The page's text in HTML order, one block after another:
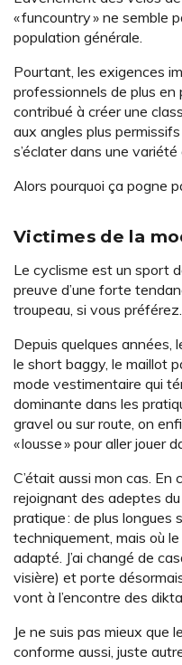
« funcountry » ne semble
population générale.
Pourtant, les exigences
professionnels de plus
contribué à créer une
aux angles plus
s’éclater dans une variété
Alors pourquoi ça pogne
Victimes de la
Le cyclisme est un sport
preuve d’une forte
troupeau, si vous préférez.
Depuis quelques années,
le short baggy, le maillot
mode vestimentaire qui
dominante dans les
gravel ou sur route, on
« lousse » pour aller jouer
C’était aussi mon cas.
rejoignant des adeptes du
pratique : de plus longues
techniquement, mais où
adapté. J’ai changé de
visière) et porte
vont à l’encontre des
Je ne suis pas mieux que
conforme aussi, juste